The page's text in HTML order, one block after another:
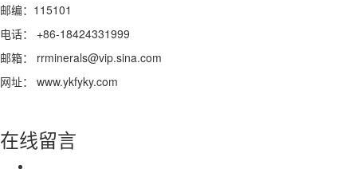
邮编：115101
电话： +86-18424331999
邮箱： rrminerals@vip.sina.com
网址： www.ykfyky.com
在线留言